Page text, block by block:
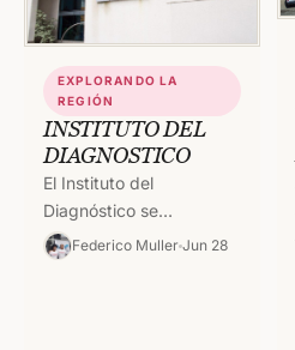
EXPLORANDO LA
REGIÓN
INSTITUTO DEL
DIAGNOSTICO
El Instituto del
Diagnóstico se
encuentra en Salta 142,
Concordia, Ente Ríos. Si
Federico Muller Jun 28